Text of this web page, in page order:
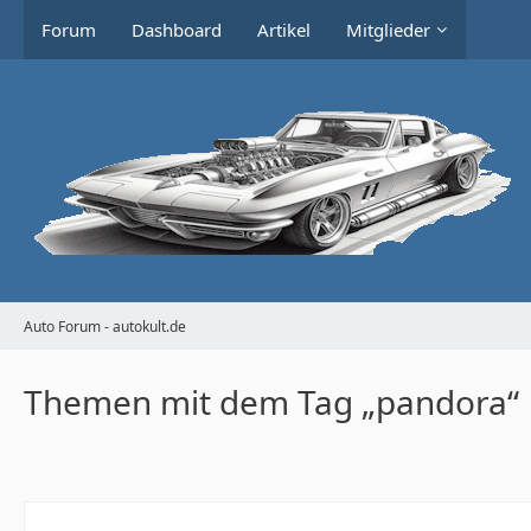
Forum Dashboard Artikel Mitglieder
Auto Forum - autokult.de
Themen mit dem Tag „pandora“